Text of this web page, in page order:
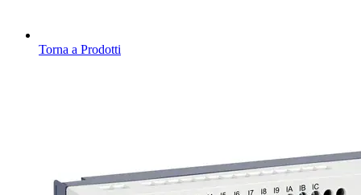
Torna a Prodotti